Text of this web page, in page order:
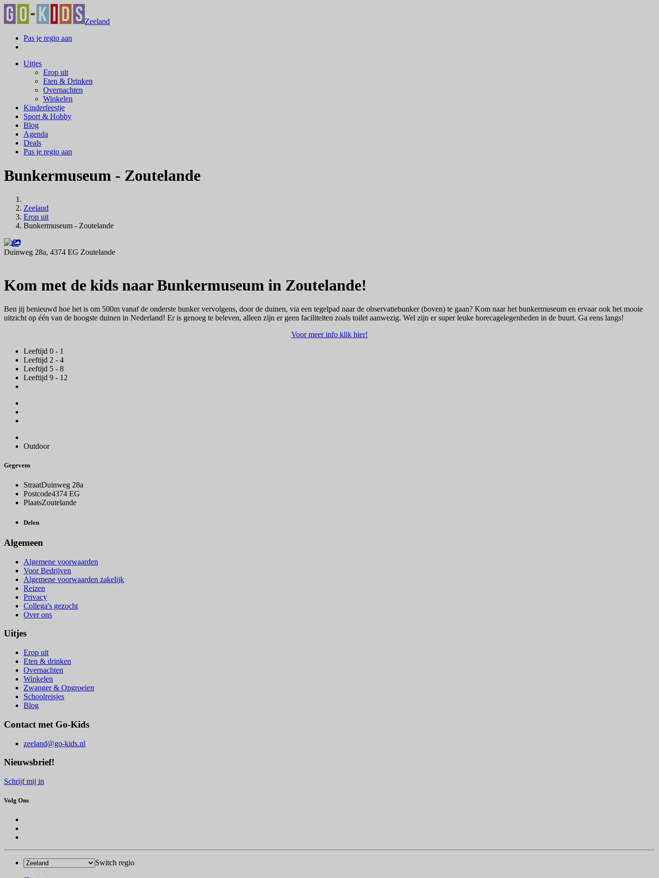
Zeeland
Pas je regio aan
Uitjes
Erop uit
Eten & Drinken
Overnachten
Winkelen
Kinderfeestje
Sport & Hobby
Blog
Agenda
Deals
Pas je regio aan
Bunkermuseum - Zoutelande
Zeeland
Erop uit
Bunkermuseum - Zoutelande
Duinweg 28a, 4374 EG Zoutelande
Kom met de kids naar Bunkermuseum in Zoutelande!
Ben jij benieuwd hoe het is om 500m vanaf de onderste bunker vervolgens, door de duinen, via een tegelpad naar de observatiebunker (boven) te gaan? Kom naar het bunkermuseum en ervaar ook het mooie
uitzicht op één van de hoogste duinen in Nederland! Er is genoeg te beleven, alleen zijn er geen faciliteiten zoals toilet aanwezig. Wel zijn er super leuke horecagelegenheden in de buurt. Ga eens langs!
Voor meer info klik hier!
Leeftijd 0 - 1
Leeftijd 2 - 4
Leeftijd 5 - 8
Leeftijd 9 - 12
Outdoor
Gegevens
StraatDuinweg 28a
Postcode4374 EG
PlaatsZoutelande
Delen
Algemeen
Algemene voorwaarden
Voor Bedrijven
Algemene voorwaarden zakelijk
Reizen
Privacy
Collega's gezocht
Over ons
Uitjes
Erop uit
Eten & drinken
Overnachten
Winkelen
Zwanger & Opgroeien
Schoolreisjes
Blog
Contact met Go-Kids
zeeland@go-kids.nl
Nieuwsbrief!
Schrijf mij in
Volg Ons
Switch regio